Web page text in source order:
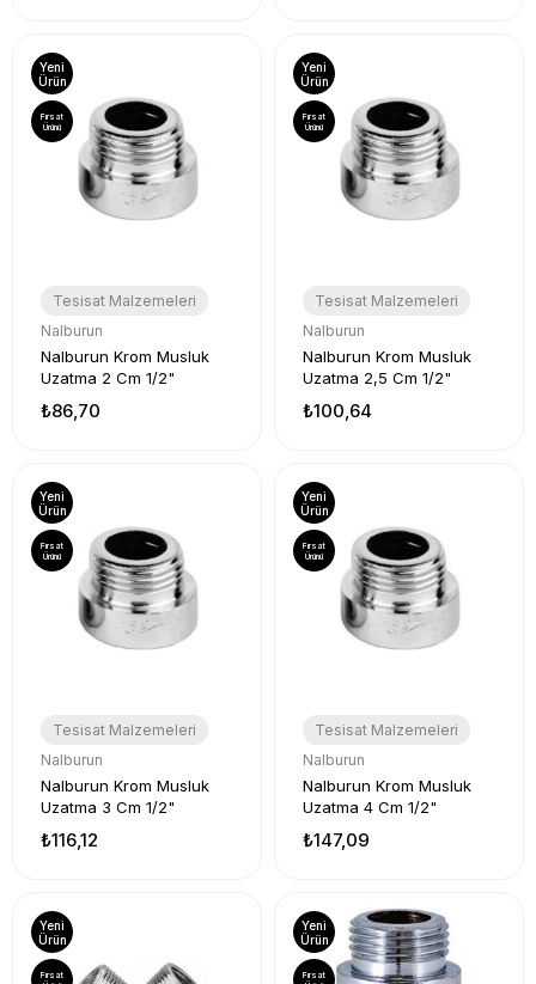
Tesisat Malzemeleri
Nalburun
Nalburun Krom Musluk
Uzatma 2 Cm 1/2"
₺86,70
Yeni
Ürün
Fırsat
Ürünü
Tesisat Malzemeleri
Nalburun
Nalburun Krom Musluk
Uzatma 2,5 Cm 1/2"
₺100,64
Yeni
Ürün
Fırsat
Ürünü
Tesisat Malzemeleri
Nalburun
Nalburun Krom Musluk
Uzatma 3 Cm 1/2"
₺116,12
Yeni
Ürün
Fırsat
Ürünü
Tesisat Malzemeleri
Nalburun
Nalburun Krom Musluk
Uzatma 4 Cm 1/2"
₺147,09
Yeni
Ürün
Fırsat
Ürünü
Yeni
Ürün
Fırsat
Yeni
Ürün
Fırsat